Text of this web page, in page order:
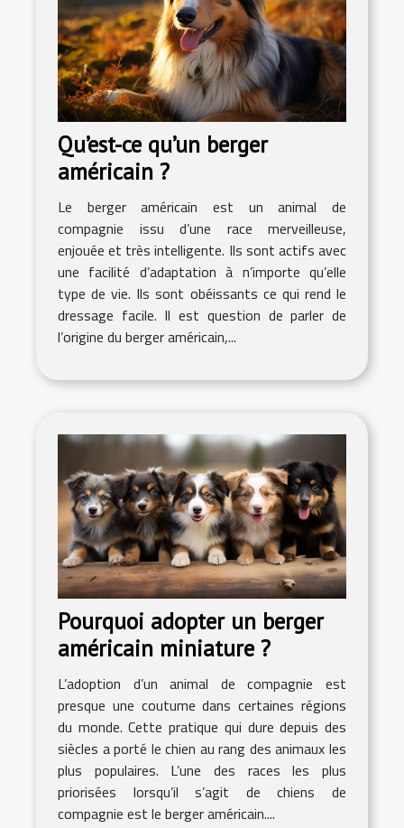
Qu’est-ce qu’un berger
américain ?
Le berger américain est un animal de
compagnie issu d’une race merveilleuse,
enjouée et très intelligente. Ils sont actifs avec
une facilité d’adaptation à n’importe qu’elle
type de vie. Ils sont obéissants ce qui rend le
dressage facile. Il est question de parler de
l’origine du berger américain,...
Pourquoi adopter un berger
américain miniature ?
L’adoption d’un animal de compagnie est
presque une coutume dans certaines régions
du monde. Cette pratique qui dure depuis des
siècles a porté le chien au rang des animaux les
plus populaires. L’une des races les plus
priorisées lorsqu’il s’agit de chiens de
compagnie est le berger américain....